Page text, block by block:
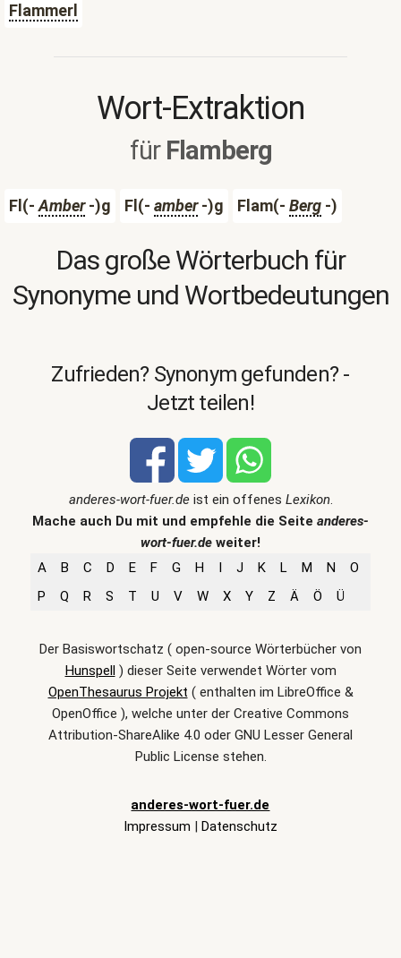
Flammerl
Wort-Extraktion
für Flamberg
Fl(-Amber-)g Fl(- amber-)g Flam(- Berg -)
Das große Wörterbuch für
Synonyme und Wortbedeutungen
Zufrieden? Synonym gefunden? -
Jetzt teilen!
anderes-wort-fuer.deist ein offenes Lexikon.
Mache auch Du mit und empfehle die Seite anderes-
wort-fuer.de weiter!
A
B C D E F G H I J K L M N
O
P
Q R S T U V W X Y Z Ä Ö Ü
Der Basiswortschatz ( open-source Wörterbücher von
Hunspell) dieser Seite verwendet Wörter vom
OpenThesaurus Projekt ( enthalten im LibreOffice &
OpenOffice ), welche unter der Creative Commons
Attribution-ShareAlike 4.0 oder GNU Lesser General
Public License stehen.
anderes-wort-fuer.de
Impressum | Datenschutz